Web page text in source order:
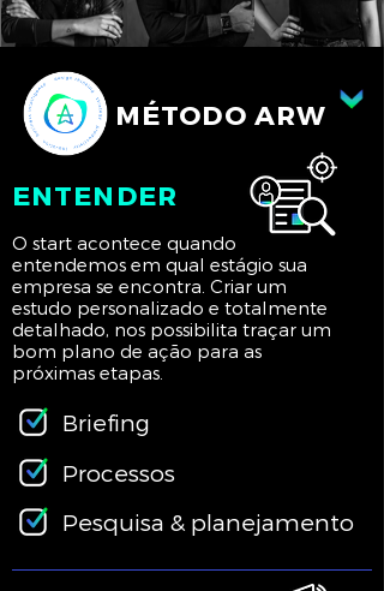
MÉTODO ARW
ENTENDER
O start acontece quando
entendemos em qual estágio sua
empresa se encontra. Criar um
estudo personalizado e totalmente
detalhado, nos possibilita traçar um
bom plano de ação para as
próximas etapas.
Briefing
Processos
Pesquisa & planejamento